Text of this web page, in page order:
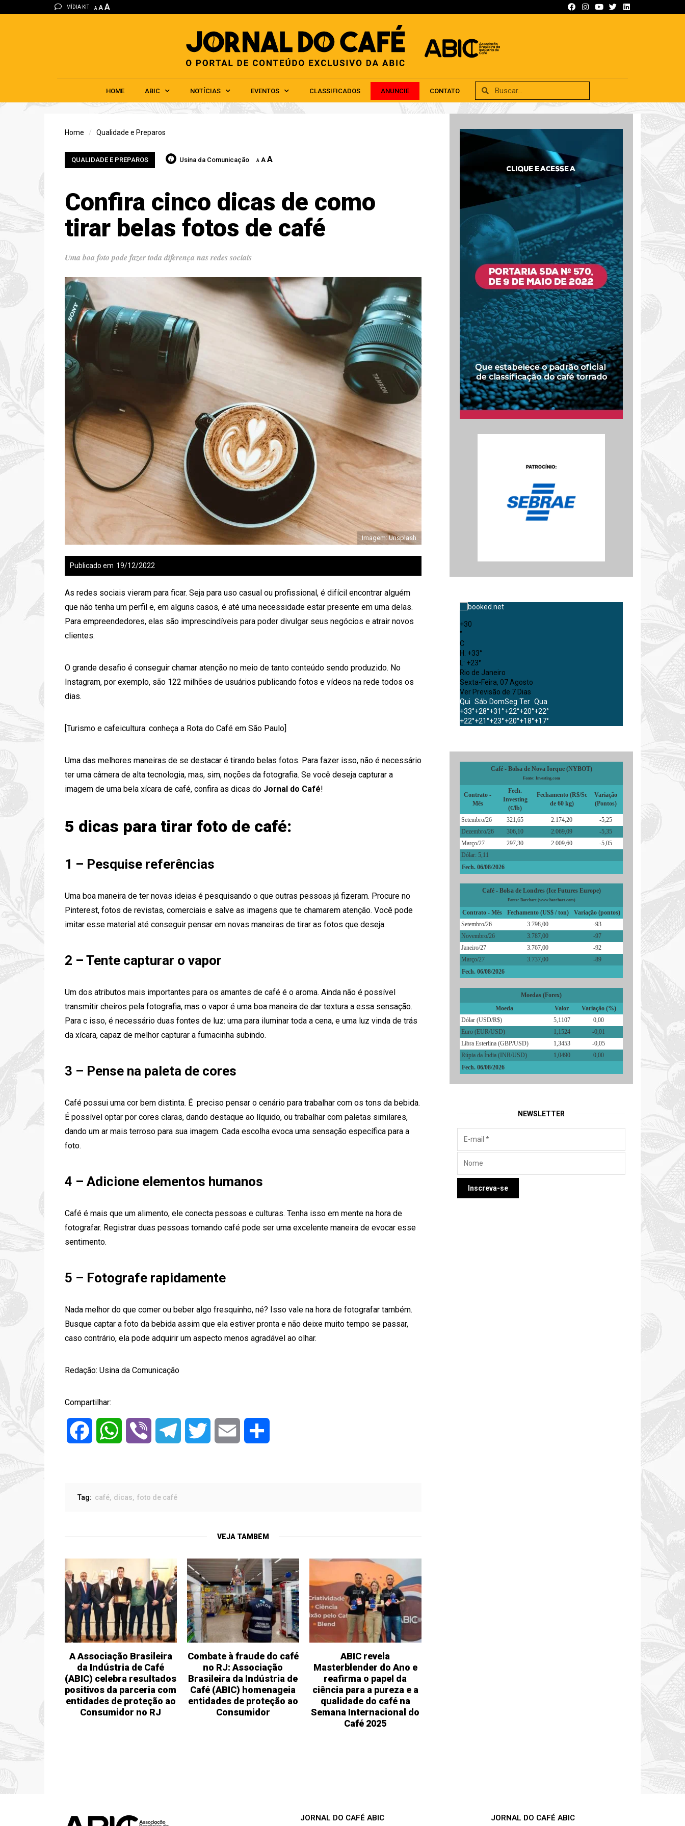
MÍDIA KIT A A A
HOME ABIC NOTÍCIAS EVENTOS CLASSIFICADOS ANUNCIE CONTATO
HOME ABIC NOTÍCIAS EVENTOS
+30
°
C
H: +33°
L: +23°
Rio de Janeiro
Sexta-Feira, 07 Agosto
Ver Previsão de 7 Dias
Qui Sáb DomSeg Ter Qua
+33°+28°+31°+22°+20°+22°
+22°+21°+23°+20°+18°+17°
Café - Bolsa de Nova Iorque (NYBOT)
Fonte: Investing.com
Contrato -
Mês
Fech.
Investing
(¢/lb)
Fechamento (R$/Sc
de 60 kg)
Variação
(Pontos)
Setembro/26 321,65 2.174,20
-5,25
Dezembro/26
306,10 2.069,09
-5,35
Março/27
297,30 2.009,60
-5,05
Dólar: 5,11
Fech. 06/08/2026
Café - Bolsa de Londres (Ice Futures Europe)
Fonte: Barchart (www.barchart.com)
Contrato - Mês Fechamento (US$ / ton)
Variação (pontos)
Setembro/26
3.798,00
-93
Novembro/26
3.787,00
-97
Janeiro/27
3.767,00
-92
Março/27
3.737,00
-89
Fech. 06/08/2026
Moedas (Forex)
Moeda
Valor
Variação (%)
Dólar (USD/R$)
5,1107
0,00
Euro (EUR/USD)
1,1524
-0,01
Libra Esterlina (GBP/USD)
1,3453
-0,05
Rúpia da Índia (INR/USD)
1,0490
0,00
Fech. 06/08/2026
NEWSLETTER
Home Qualidade e Preparos
QUALIDADE E PREPAROS Usina da Comunicação A A A
Confira cinco dicas de como
tirar belas fotos de café
Uma boa foto pode fazer toda diferença nas redes sociais
Imagem: Unsplash
19/12/2022
Publicado em
As redes sociais vieram para ficar. Seja para uso casual ou profissional, é difícil encontrar alguém
que não tenha um perfil e, em alguns casos, é até uma necessidade estar presente em uma delas.
Para empreendedores, elas são imprescindíveis para poder divulgar seus negócios e atrair novos
clientes.
O grande desafio é conseguir chamar atenção no meio de tanto conteúdo sendo produzido. No
Instagram, por exemplo, são 122 milhões de usuários publicando fotos e vídeos na rede todos os
dias.
[Turismo e cafeicultura: conheça a Rota do Café em São Paulo]
Uma das melhores maneiras de se destacar é tirando belas fotos. Para fazer isso, não é necessário
ter uma câmera de alta tecnologia, mas, sim, noções da fotografia. Se você deseja capturar a
imagem de uma bela xícara de café, confira as dicas do Jornal do Café!
5 dicas para tirar foto de café:
1 – Pesquise referências
Uma boa maneira de ter novas ideias é pesquisando o que outras pessoas já fizeram. Procure no
Pinterest, fotos de revistas, comerciais e salve as imagens que te chamarem atenção. Você pode
imitar esse material até conseguir pensar em novas maneiras de tirar as fotos que deseja.
2 – Tente capturar o vapor
Um dos atributos mais importantes para os amantes de café é o aroma. Ainda não é possível
transmitir cheiros pela fotografia, mas o vapor é uma boa maneira de dar textura a essa sensação.
Para c isso, é necessário duas fontes de luz: uma para iluminar toda a cena, e uma luz vinda de trás
da xícara, capaz de melhor capturar a fumacinha subindo.
3 – Pense na paleta de cores
Café possui uma cor bem distinta. É preciso pensar o cenário para trabalhar com os tons da bebida.
É possível optar por cores claras, dando destaque ao líquido, ou trabalhar com paletas similares,
dando um ar mais terroso para sua imagem. Cada escolha evoca uma sensação específica para a
foto.
4 – Adicione elementos humanos
Café é mais que um alimento, ele conecta pessoas e culturas. Tenha isso em mente na hora de
fotografar. Registrar duas pessoas tomando café pode ser uma excelente maneira de evocar esse
sentimento.
5 – Fotografe rapidamente
Nada melhor do que comer ou beber algo fresquinho, né? Isso vale na hora de fotografar também.
Busque captar a foto da bebida assim que ela estiver pronta e não deixe muito tempo se passar,
caso contrário, ela pode adquirir um aspecto menos agradável ao olhar.
Redação: Usina da Comunicação
Compartilhar:
Facebook WhatsApp Viber Telegram Twitter Email
Tag: café dicas foto de café
VEJA TAMBÉM
A Associação Brasileira
da Indústria de Café
(ABIC) celebra resultados
positivos da parceria com
entidades de proteção ao
Consumidor no RJ
Combate à fraude do café
no RJ: Associação
Brasileira da Indústria de
Café (ABIC) homenageia
entidades de proteção ao
Consumidor
ABIC revela
Masterblender do Ano e
reafirma o papel da
ciência para a pureza e a
qualidade do café na
Semana Internacional do
Café 2025
JORNAL DO CAFÉ ABIC JORNAL DO CAFÉ ABIC